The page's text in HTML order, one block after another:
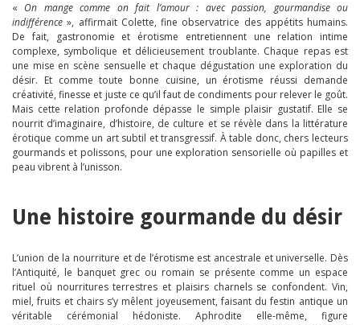
« On mange comme on fait l’amour : avec passion, gourmandise ou
indifférence », affirmait Colette, fine observatrice des appétits humains.
De fait, gastronomie et érotisme entretiennent une relation intime
complexe, symbolique et délicieusement troublante. Chaque repas est
une mise en scène sensuelle et chaque dégustation une exploration du
désir. Et comme toute bonne cuisine, un érotisme réussi demande
créativité, finesse et juste ce qu’il faut de condiments pour relever le goût.
Mais cette relation profonde dépasse le simple plaisir gustatif. Elle se
nourrit d’imaginaire, d’histoire, de culture et se révèle dans la littérature
érotique comme un art subtil et transgressif. À table donc, chers lecteurs
gourmands et polissons, pour une exploration sensorielle où papilles et
peau vibrent à l’unisson.
Une histoire gourmande du désir
L’union de la nourriture et de l’érotisme est ancestrale et universelle. Dès
l’Antiquité, le banquet grec ou romain se présente comme un espace
rituel où nourritures terrestres et plaisirs charnels se confondent. Vin,
miel, fruits et chairs s’y mêlent joyeusement, faisant du festin antique un
véritable cérémonial hédoniste. Aphrodite elle-même, figure